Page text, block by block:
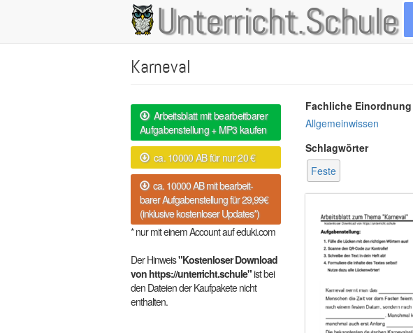
Unterricht.Schule
Main
navigation
Karneval
Arbeitsblatt mit bearbeitbarer
Aufgabenstellung + MP3 kaufen
ca. 10000 AB für nur 20 €
ca. 10000 AB mit bearbeit-
barer Aufgabenstellung für 29,99€
(inklusive kostenloser Updates*)
* nur mit einem Account auf eduki.com
Der Hinweis"Kostenloser Download
von https://unterricht.schule"ist bei
den Dateien der Kaufpakete nicht
enthalten.
Fachliche Einordnung
Allgemeinwissen
Schlagwörter
Feste